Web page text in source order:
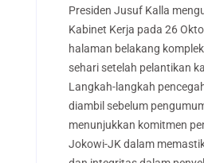
Presiden Jusuf Kalla
Kabinet Kerja pada 26
halaman belakang
sehari setelah pelantikan
Langkah-langkah
diambil sebelum
menunjukkan komitmen
Jokowi-JK dalam